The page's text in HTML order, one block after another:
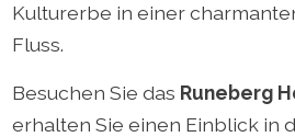
Kulturerbe in einer
Fluss.
Besuchen Sie das Runeberg
erhalten Sie einen Einblick in